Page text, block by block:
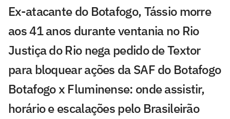
Ex-atacante do Botafogo, Tássio morre
aos 41 anos durante ventania no Rio
Justiça do Rio nega pedido de Textor
para bloquear ações da SAF do Botafogo
Botafogo x Fluminense: onde assistir,
horário e escalações pelo Brasileirão